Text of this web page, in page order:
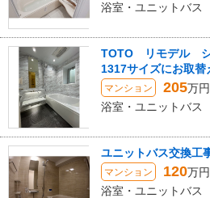
浴室・ユニットバス
TOTO リモデル シ
1317サイズにお取替
マンション 205万円
浴室・ユニットバス
ユニットバス交換工
マンション 120万円
浴室・ユニットバス